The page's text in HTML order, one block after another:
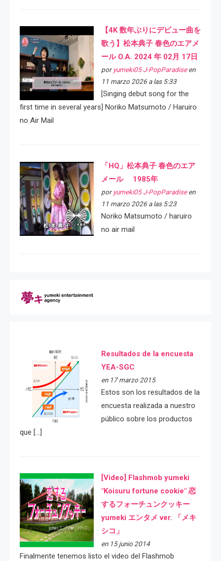
【4K 数年ぶりにデビュー曲を
歌う】松本典子 春色のエアメ
ール O.A. 2024 年 02月 17日
por yumeki05 J-PopParadiseen
11 marzo 2026 a las 5:33
[Singing debut song for the
first time in several years] Noriko Matsumoto / Haruiro
no Air Mail
「HQ」松本典子 春色のエア
メール 1985年
por yumeki05 J-PopParadiseen
11 marzo 2026 a las 5:23
Noriko Matsumoto / haruiro
no air mail
Resultados de la encuesta
YEA-SGC
en 17 marzo 2015
Estos son los resultados de la
encuesta realizada a nuestro
público sobre los productos
que […]
[Video] Flashmob yumeki
"Koisuru fortune cookie" 恋
するフォーチュンクッキー
yumeki エンタメ ver. 「メキ
シコ」
en 15 junio 2014
Finalmente tenemos listo el video del Flashmob